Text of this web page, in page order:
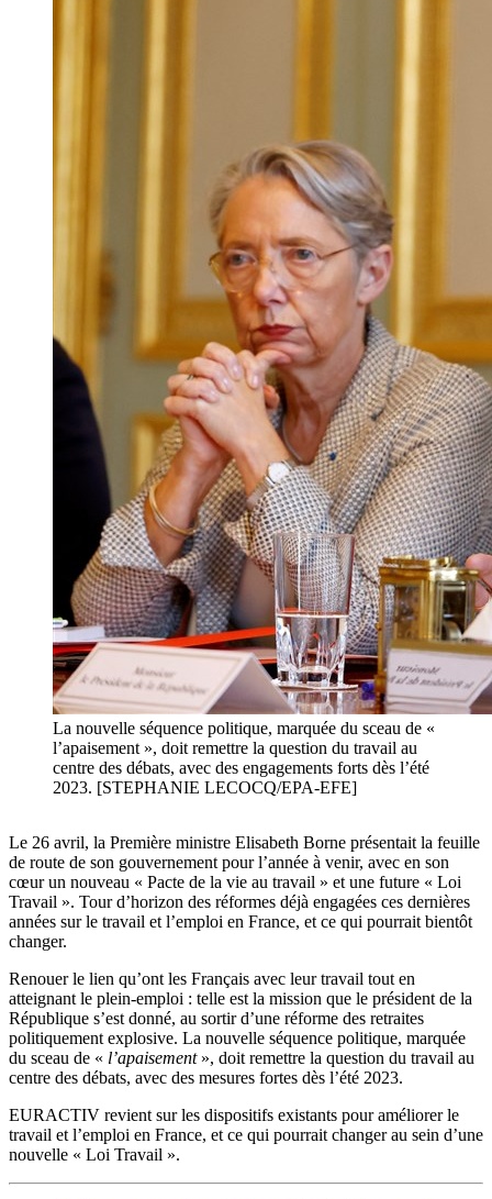
La nouvelle séquence politique, marquée du sceau de «
l’apaisement », doit remettre la question du travail au
centre des débats, avec des engagements forts dès l’été
2023. [STEPHANIE LECOCQ/EPA-EFE]
Le 26 avril, la Première ministre Elisabeth Borne présentait la feuille
de route de son gouvernement pour l’année à venir, avec en son
cœur un nouveau « Pacte de la vie au travail » et une future « Loi
Travail ». Tour d’horizon des réformes déjà engagées ces dernières
années sur le travail et l’emploi en France, et ce qui pourrait bientôt
changer.
Renouer le lien qu’ont les Français avec leur travail tout en
atteignant le plein-emploi : telle est la mission que le président de la
République s’est donné, au sortir d’une réforme des retraites
politiquement explosive. La nouvelle séquence politique, marquée
du sceau de « l’apaisement», doit remettre la question du travail au
centre des débats, avec des mesures fortes dès l’été 2023.
EURACTIV revient sur les dispositifs existants pour améliorer le
travail et l’emploi en France, et ce qui pourrait changer au sein d’une
nouvelle « Loi Travail ».